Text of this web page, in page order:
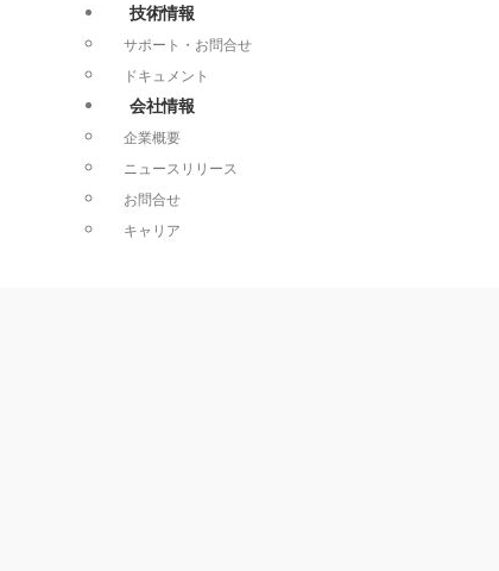
技術情報
サポート・お問合せ
ドキュメント
会社情報
企業概要
ニュースリリース
お問合せ
キャリア